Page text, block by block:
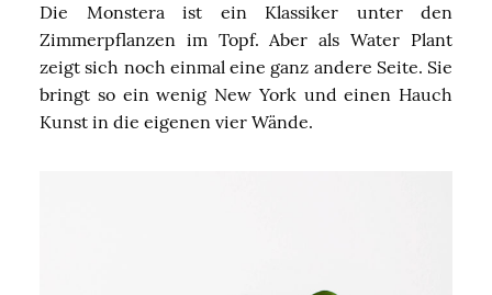
Die Monstera ist ein Klassiker unter den
Zimmerpflanzen im Topf. Aber als Water Plant
zeigt sich noch einmal eine ganz andere Seite. Sie
bringt so ein wenig New York und einen Hauch
Kunst in die eigenen vier Wände.